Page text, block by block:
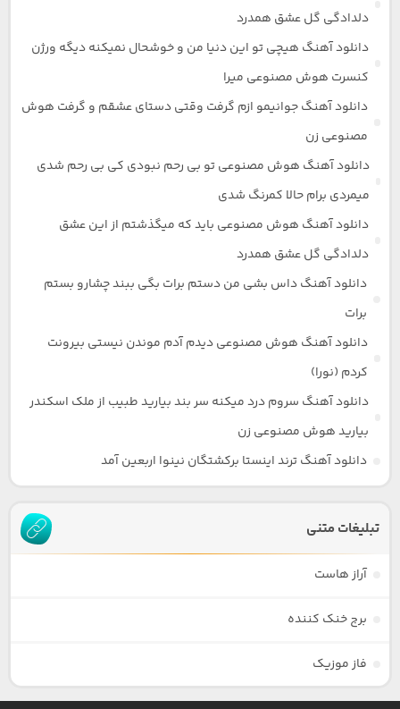
دلدادگی گل عشق همدرد
دانلود آهنگ هیچی تو این دنیا من و خوشحال نمیکنه دیگه ورژن
کنسرت هوش مصنوعی میرا
دانلود آهنگ جوانیمو ازم گرفت وقتی دستای عشقم و گرفت هوش
مصنوعی زن
دانلود آهنگ هوش مصنوعی تو بی رحم نبودی کی بی رحم شدی
میمردی برام حالا کمرنگ شدی
دانلود آهنگ هوش مصنوعی باید که میگذشتم از این عشق
دلدادگی گل عشق همدرد
دانلود آهنگ داس بشی من دستم برات بگی ببند چشارو بستم
برات
دانلود آهنگ هوش مصنوعی دیدم آدم موندن نیستی بیرونت
کردم (نورا)
دانلود آهنگ سروم درد میکنه سر بند بیارید طبیب از ملک اسکندر
بیارید هوش مصنوعی زن
دانلود آهنگ ترند اینستا برکشتگان نینوا اربعین آمد
تبلیغات متنی
آراز هاست
برج خنک کننده
فاز موزیک